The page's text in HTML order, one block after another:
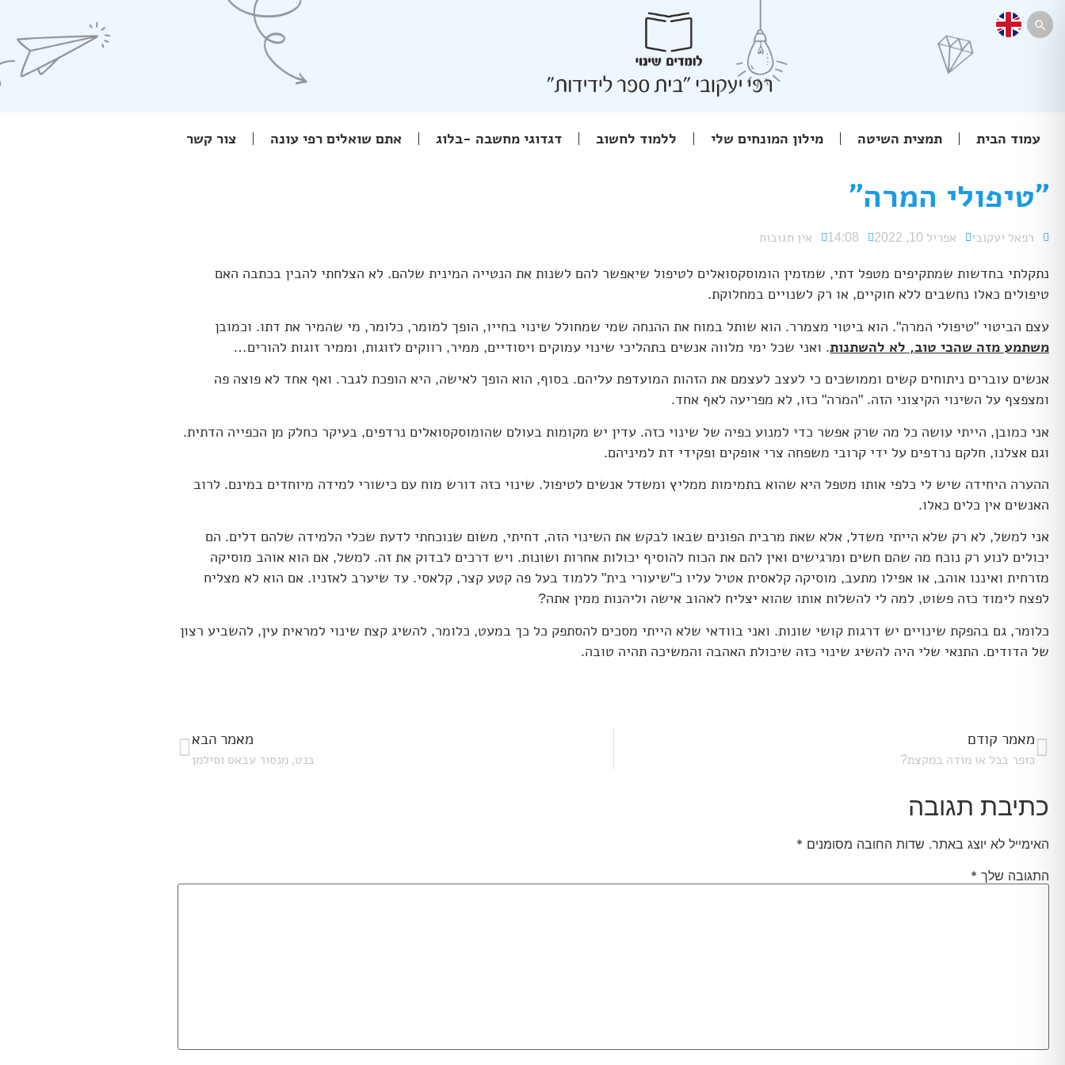
עמוד הבית תמצית השיטה מילון המונחים שלי ללמוד לחשוב דגדוגי מחשבה -בלוג אתם שואלים רפי עונה צור קשר
"טיפולי המרה"
רפאל יעקובי אפריל 10, 2022 14:08 אין תגובות
נתקלתי בחדשות שמתקיפים מטפל דתי, שמזמין הומוסקסואלים לטיפול שיאפשר להם לשנות את הנטייה המינית שלהם. לא הצלחתי להבין בכתבה האם
טיפולים כאלו נחשבים ללא חוקיים, או רק לשנויים במחלוקת.
עצם הביטוי "טיפולי המרה". הוא ביטוי מצמרר. הוא שותל במוח את ההנחה שמי שמחולל שינוי בחייו, הופך למומר, כלומר, מי שהמיר את דתו. וכמובן
משתמע מזה שהכי טוב, לא להשתנות. ואני שכל ימי מלווה אנשים בתהליכי שינוי עמוקים ויסודיים, ממיר, רווקים לזוגות, וממיר זוגות להורים…
אנשים עוברים ניתוחים קשים וממושכים כי לעצב לעצמם את הזהות המועדפת עליהם. בסוף, הוא הופך לאישה, היא הופכת לגבר. ואף אחד לא פוצה פה
ומצפצף על השינוי הקיצוני הזה. "המרה" כזו, לא מפריעה לאף אחד.
אני כמובן, הייתי עושה כל מה שרק אפשר כדי למנוע כפיה של שינוי כזה. עדין יש מקומות בעולם שהומוסקסואלים נרדפים, בעיקר כחלק מן הכפייה הדתית.
וגם אצלנו, חלקם נרדפים על ידי קרובי משפחה צרי אופקים ופקידי דת למיניהם.
ההערה היחידה שיש לי כלפי אותו מטפל היא שהוא בתמימות ממליץ ומשדל אנשים לטיפול. שינוי כזה דורש מוח עם כישורי למידה מיוחדים במינם. לרוב
האנשים אין כלים כאלו.
אני למשל, לא רק שלא הייתי משדל, אלא שאת מרבית הפונים שבאו לבקש את השינוי הזה, דחיתי, משום שנוכחתי לדעת שכלי הלמידה שלהם דלים. הם
יכולים לנוע רק נוכח מה שהם חשים ומרגישים ואין להם את הכוח להוסיף יכולות אחרות ושונות. ויש דרכים לבדוק את זה. למשל, אם הוא אוהב מוסיקה
מזרחית ואיננו אוהב, או אפילו מתעב, מוסיקה קלאסית אטיל עליו כ"שיעורי בית" ללמוד בעל פה קטע קצר, קלאסי. עד שיערב לאזניו. אם הוא לא מצליח
לפצח לימוד כזה פשוט, למה לי להשלות אותו שהוא יצליח לאהוב אישה וליהנות ממין אתה?
כלומר, גם בהפקת שינויים יש דרגות קושי שונות. ואני בוודאי שלא הייתי מסכים להסתפק כל כך במעט, כלומר, להשיג קצת שינוי למראית עין, להשביע רצון
של הדודים. התנאי שלי היה להשיג שינוי כזה שיכולת האהבה והמשיכה תהיה טובה.
מאמר קודם
כופר בכל או מודה במקצת?
מאמר הבא
בנט, מנסור עבאס וסילמן
כתיבת תגובה
האימייל לא יוצג באתר. שדות החובה מסומנים *
התגובה שלך *
